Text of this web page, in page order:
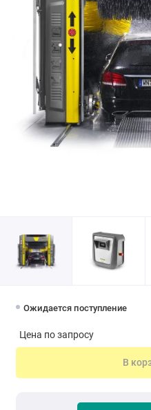
Ожидается поступление
Цена по запросу
В